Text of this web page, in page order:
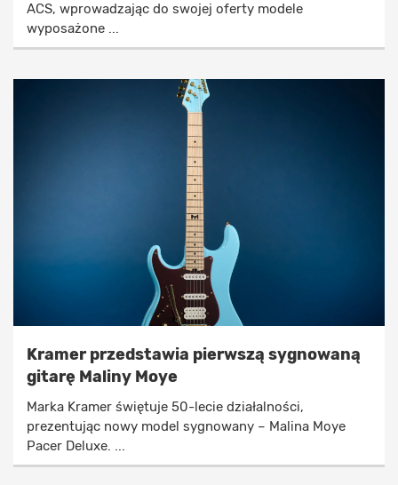
ACS, wprowadzając do swojej oferty modele
wyposażone ...
Kramer przedstawia pierwszą sygnowaną
gitarę Maliny Moye
Marka Kramer świętuje 50-lecie działalności,
prezentując nowy model sygnowany – Malina Moye
Pacer Deluxe. ...